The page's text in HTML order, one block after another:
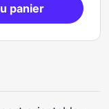
panier